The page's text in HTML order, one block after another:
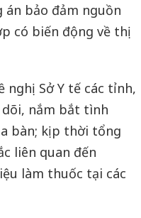
án bảo đảm nguồn
có biến động về thị
nghị Sở Y tế các tỉnh,
nắm bắt tình
bàn; kịp thời tổng
liên quan đến
làm thuốc tại các